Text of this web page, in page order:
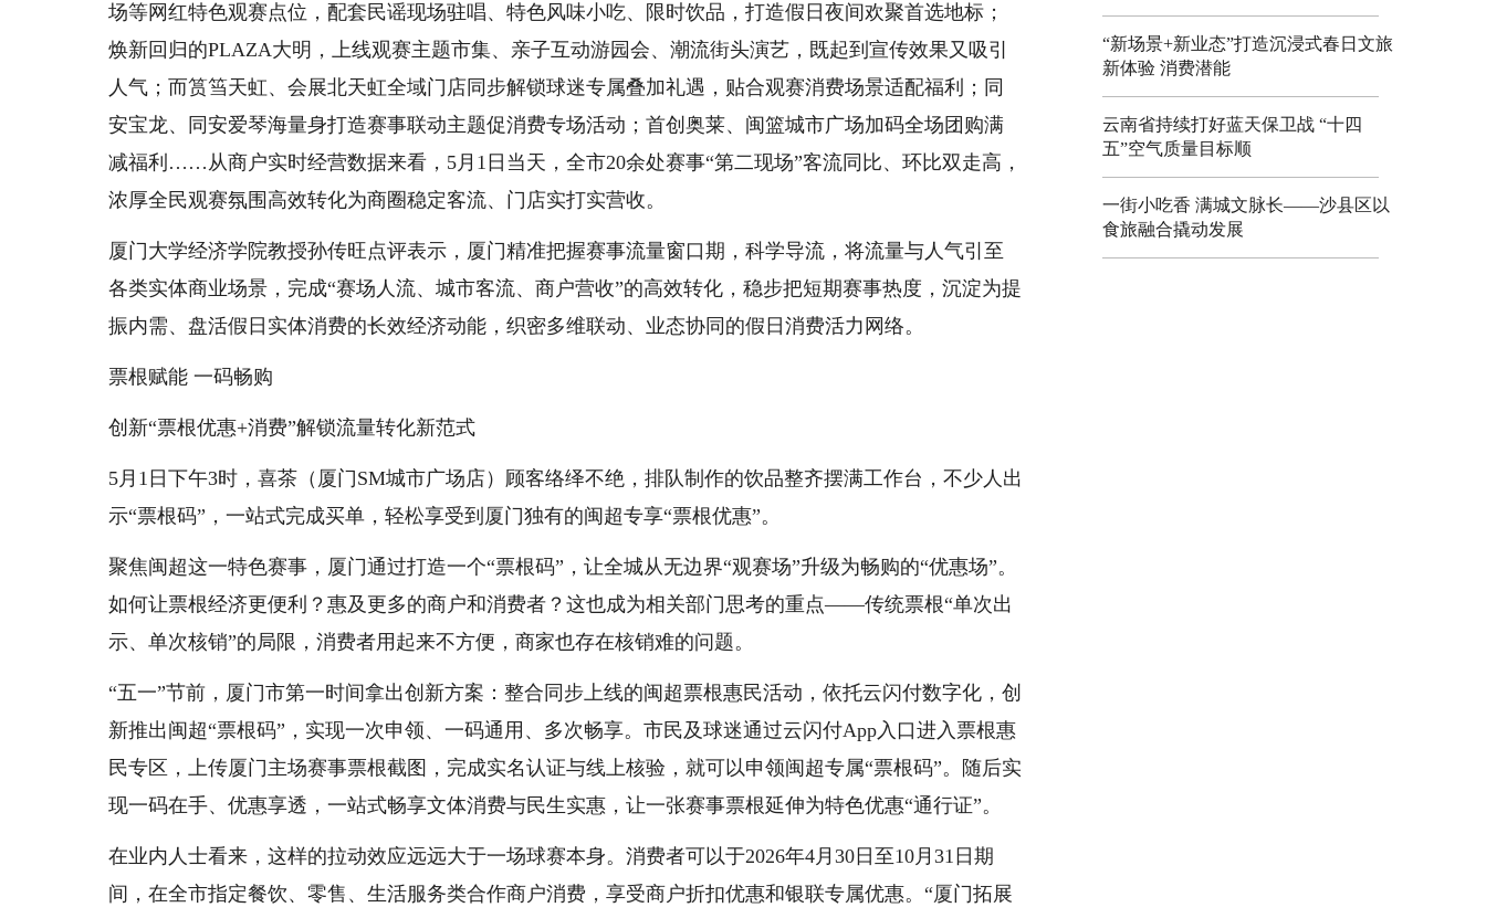
场等网红特色观赛点位，配套民谣现场驻唱、特色风味小吃、限时饮品，打造假日夜间欢聚首选地标；
焕新回归的PLAZA大明，上线观赛主题市集、亲子互动游园会、潮流街头演艺，既起到宣传效果又吸引
人气；而筼筜天虹、会展北天虹全域门店同步解锁球迷专属叠加礼遇，贴合观赛消费场景适配福利；同
安宝龙、同安爱琴海量身打造赛事联动主题促消费专场活动；首创奥莱、闽篮城市广场加码全场团购满
减福利……从商户实时经营数据来看，5月1日当天，全市20余处赛事“第二现场”客流同比、环比双走高，
浓厚全民观赛氛围高效转化为商圈稳定客流、门店实打实营收。
厦门大学经济学院教授孙传旺点评表示，厦门精准把握赛事流量窗口期，科学导流，将流量与人气引至
各类实体商业场景，完成“赛场人流、城市客流、商户营收”的高效转化，稳步把短期赛事热度，沉淀为提
振内需、盘活假日实体消费的长效经济动能，织密多维联动、业态协同的假日消费活力网络。
票根赋能 一码畅购
创新“票根优惠+消费”解锁流量转化新范式
5月1日下午3时，喜茶（厦门SM城市广场店）顾客络绎不绝，排队制作的饮品整齐摆满工作台，不少人出
示“票根码”，一站式完成买单，轻松享受到厦门独有的闽超专享“票根优惠”。
聚焦闽超这一特色赛事，厦门通过打造一个“票根码”，让全城从无边界“观赛场”升级为畅购的“优惠场”。
如何让票根经济更便利？惠及更多的商户和消费者？这也成为相关部门思考的重点——传统票根“单次出
示、单次核销”的局限，消费者用起来不方便，商家也存在核销难的问题。
“五一”节前，厦门市第一时间拿出创新方案：整合同步上线的闽超票根惠民活动，依托云闪付数字化，创
新推出闽超“票根码”，实现一次申领、一码通用、多次畅享。市民及球迷通过云闪付App入口进入票根惠
民专区，上传厦门主场赛事票根截图，完成实名认证与线上核验，就可以申领闽超专属“票根码”。随后实
现一码在手、优惠享透，一站式畅享文体消费与民生实惠，让一张赛事票根延伸为特色优惠“通行证”。
在业内人士看来，这样的拉动效应远远大于一场球赛本身。消费者可以于2026年4月30日至10月31日期
间，在全市指定餐饮、零售、生活服务类合作商户消费，享受商户折扣优惠和银联专属优惠。“厦门拓展
“新场景+新业态”打造沉浸式春日文旅
新体验 消费潜能
云南省持续打好蓝天保卫战 “十四
五”空气质量目标顺
一街小吃香 满城文脉长——沙县区以
食旅融合撬动发展